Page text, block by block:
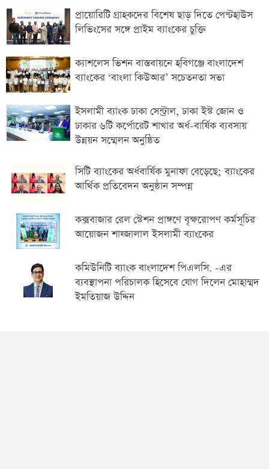
প্রায়োরিটি গ্রাহকদের বিশেষ ছাড় দিতে পেন্টহাউস
লিভিংসের সঙ্গে প্রাইম ব্যাংকের চুক্তি
ক্যাশলেস ভিশন বাস্তবায়নে হবিগঞ্জে বাংলাদেশ
ব্যাংকের ‘বাংলা কিউআর’ সচেতনতা সভা
ইসলামী ব্যাংক ঢাকা সেন্ট্রাল, ঢাকা ইস্ট জোন ও
ঢাকার ৬টি কর্পোরেট শাখার অর্ধ-বার্ষিক ব্যবসায়
উন্নয়ন সম্মেলন অনুষ্ঠিত
সিটি ব্যাংকের অর্ধবার্ষিক মুনাফা বেড়েছে; ব্যাংকের
আর্থিক প্রতিবেদন অনুষ্ঠান সম্পন্ন
কক্সবাজার রেল স্টেশন প্রাঙ্গণে বৃক্ষরোপণ কর্মসূচির
আয়োজন শাহ্জালাল ইসলামী ব্যাংকের
কমিউনিটি ব্যাংক বাংলাদেশ পিএলসি. -এর
ব্যবস্থাপনা পরিচালক হিসেবে যোগ দিলেন মোহাম্মদ
ইমতিয়াজ উদ্দিন